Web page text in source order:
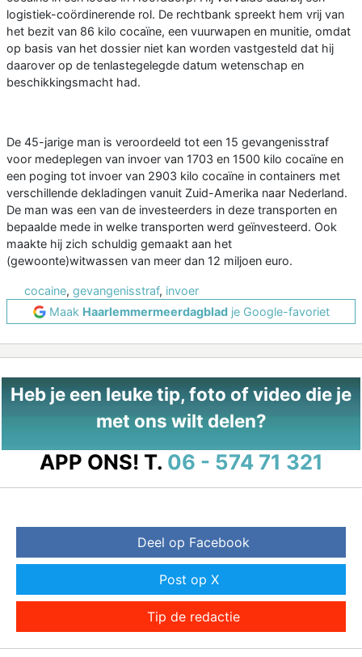
logistiek-coördinerende rol. De rechtbank spreekt hem vrij van
het bezit van 86 kilo cocaïne, een vuurwapen en munitie, omdat
op basis van het dossier niet kan worden vastgesteld dat hij
daarover op de tenlastegelegde datum wetenschap en
beschikkingsmacht had.
De 45-jarige man is veroordeeld tot een 15 gevangenisstraf
voor medeplegen van invoer van 1703 en 1500 kilo cocaïne en
een poging tot invoer van 2903 kilo cocaïne in containers met
verschillende dekladingen vanuit Zuid-Amerika naar Nederland.
De man was een van de investeerders in deze transporten en
bepaalde mede in welke transporten werd geïnvesteerd. Ook
maakte hij zich schuldig gemaakt aan het
(gewoonte)witwassen van meer dan 12 miljoen euro.
cocaine, gevangenisstraf, invoer
Maak Haarlemmermeerdagbladje Google-favoriet
Heb je een leuke tip, foto of video die je
met ons wilt delen?
APP ONS! T. 06 - 574 71 321
Deel op Facebook
Post op X
Tip de redactie